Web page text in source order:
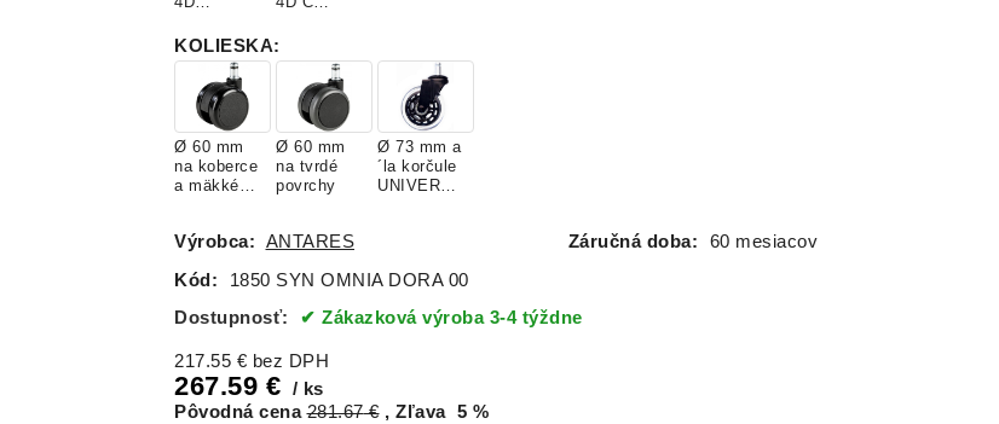
é (skrutka)
é (skrutka)
KOLIESKA:
Ø 60 mm
na koberce
a mäkké
Ø 60 mm
na tvrdé
povrchy
Ø 73 mm a
´la korčule
UNIVERZÁ
Výrobca: ANTARES Záručná doba:
60 mesiacov
Kód:
1850 SYN OMNIA DORA 00
Dostupnosť:
Zákazková výroba 3-4 týždne
217.55 € bez DPH
267.59 €
ks
Pôvodná cena 281.67€ Zľava 5 %